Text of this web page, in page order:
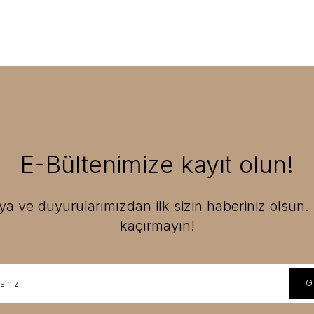
E-Bültenimize kayıt olun!
ve duyurularımızdan ilk sizin haberiniz olsun.
kaçırmayın!